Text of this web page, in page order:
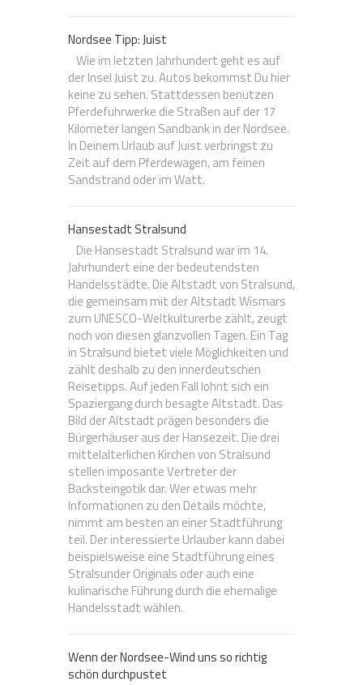
Nordsee Tipp: Juist
Wie im letzten Jahrhundert geht es auf
der Insel Juist zu. Autos bekommst Du hier
keine zu sehen. Stattdessen benutzen
Pferdefuhrwerke die Straßen auf der 17
Kilometer langen Sandbank in der Nordsee.
In Deinem Urlaub auf Juist verbringst zu
Zeit auf dem Pferdewagen, am feinen
Sandstrand oder im Watt.
Hansestadt Stralsund
Die Hansestadt Stralsund war im 14.
Jahrhundert eine der bedeutendsten
Handelsstädte. Die Altstadt von Stralsund,
die gemeinsam mit der Altstadt Wismars
zum UNESCO-Weltkulturerbe zählt, zeugt
noch von diesen glanzvollen Tagen. Ein Tag
in Stralsund bietet viele Möglichkeiten und
zählt deshalb zu den innerdeutschen
Reisetipps. Auf jeden Fall lohnt sich ein
Spaziergang durch besagte Altstadt. Das
Bild der Altstadt prägen besonders die
Bürgerhäuser aus der Hansezeit. Die drei
mittelalterlichen Kirchen von Stralsund
stellen imposante Vertreter der
Backsteingotik dar. Wer etwas mehr
Informationen zu den Details möchte,
nimmt am besten an einer Stadtführung
teil. Der interessierte Urlauber kann dabei
beispielsweise eine Stadtführung eines
Stralsunder Originals oder auch eine
kulinarische Führung durch die ehemalige
Handelsstadt wählen.
Wenn der Nordsee-Wind uns so richtig
schön durchpustet